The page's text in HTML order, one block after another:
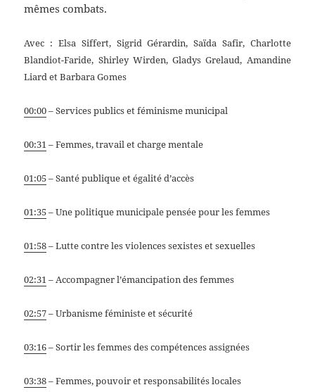
mêmes combats.
Avec : Elsa Siffert, Sigrid Gérardin, Saïda Safir, Charlotte
Blandiot-Faride, Shirley Wirden, Gladys Grelaud, Amandine
Liard et Barbara Gomes
00:00– Services publics et féminisme municipal
00:31 – Femmes, travail et charge mentale
01:05– Santé publique et égalité d’accès
01:35– Une politique municipale pensée pour les femmes
01:58– Lutte contre les violences sexistes et sexuelles
02:31 – Accompagner l’émancipation des femmes
02:57– Urbanisme féministe et sécurité
03:16– Sortir les femmes des compétences assignées
03:38– Femmes, pouvoir et responsabilités locales